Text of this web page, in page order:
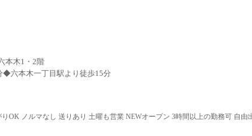
本木1・2階
六本木一丁目駅より徒歩15分
OK ノルマなし 送りあり 土曜も営業 NEWオープン 3時間以上の勤務可 自由